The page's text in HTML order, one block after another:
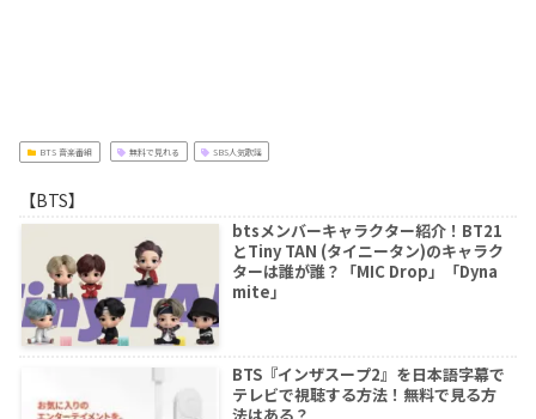
BTS 音楽番組 無料で見れる SBS人気歌謡
【BTS】
btsメンバーキャラクター紹介！BT21
とTiny TAN (タイニータン)のキャラク
ターは誰が誰？「MIC Drop」「Dyna
mite」
BTS『インザスープ2』を日本語字幕で
テレビで視聴する方法！無料で見る方
法はある？